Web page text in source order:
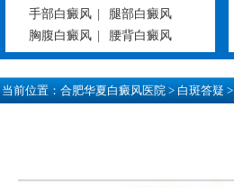
手部白癜风
腿部白癜风
胸腹白癜风
腰背白癜风
当前位置：合肥华夏白癜风医院>白斑答疑>